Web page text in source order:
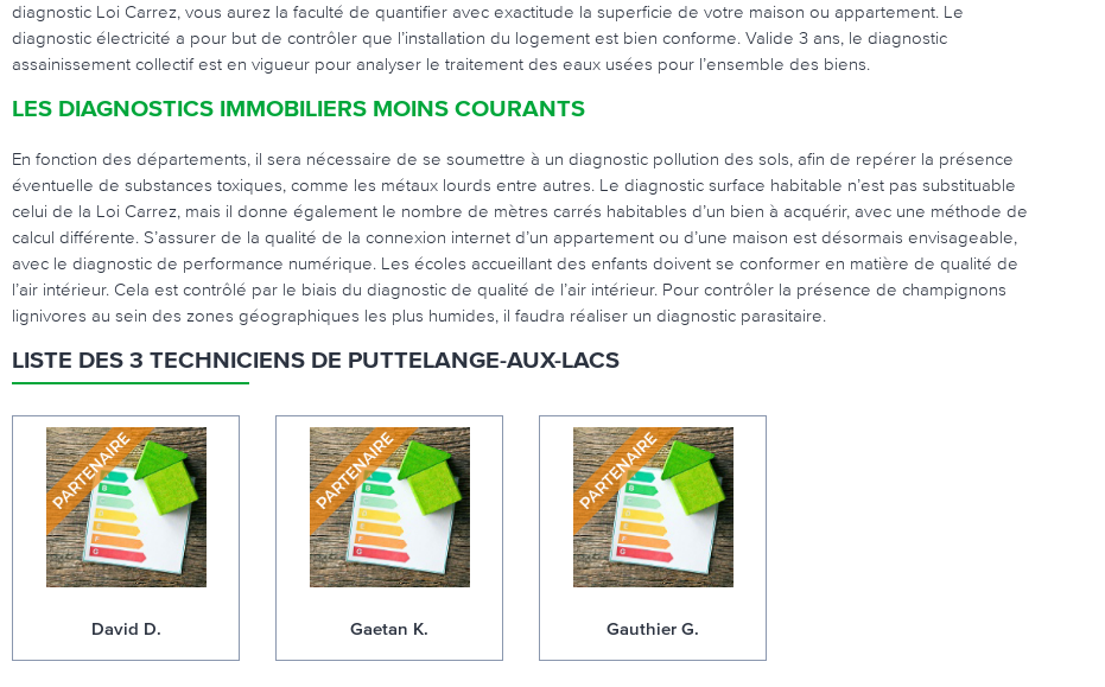
diagnostic Loi Carrez, vous aurez la faculté de quantifier avec exactitude la superficie de votre maison ou appartement. Le
diagnostic électricité a pour but de contrôler que l’installation du logement est bien conforme. Valide 3 ans, le diagnostic
assainissement collectif est en vigueur pour analyser le traitement des eaux usées pour l’ensemble des biens.
LES DIAGNOSTICS IMMOBILIERS MOINS COURANTS
En fonction des départements, il sera nécessaire de se soumettre à un diagnostic pollution des sols, afin de repérer la présence
éventuelle de substances toxiques, comme les métaux lourds entre autres. Le diagnostic surface habitable n’est pas substituable
celui de la Loi Carrez, mais il donne également le nombre de mètres carrés habitables d’un bien à acquérir, avec une méthode de
calcul différente. S’assurer de la qualité de la connexion internet d’un appartement ou d’une maison est désormais envisageable,
avec le diagnostic de performance numérique. Les écoles accueillant des enfants doivent se conformer en matière de qualité de
l’air intérieur. Cela est contrôlé par le biais du diagnostic de qualité de l’air intérieur. Pour contrôler la présence de champignons
lignivores au sein des zones géographiques les plus humides, il faudra réaliser un diagnostic parasitaire.
LISTE DES 3 TECHNICIENS DE PUTTELANGE-AUX-LACS
David D. Gaetan K. Gauthier G.